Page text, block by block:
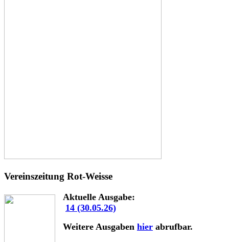
Vereinszeitung Rot-Weisse
Aktuelle Ausgabe:
14 (30.05.26)
Weitere Ausgaben hier abrufbar.